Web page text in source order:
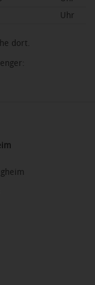
Uhr
dort.